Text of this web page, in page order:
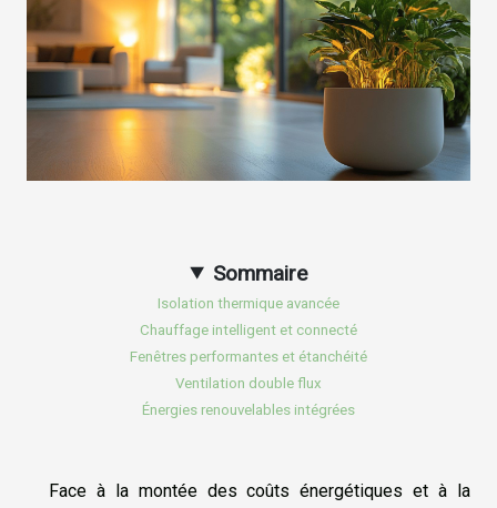
Sommaire
Isolation thermique avancée
Chauffage intelligent et connecté
Fenêtres performantes et étanchéité
Ventilation double flux
Énergies renouvelables intégrées
Face à la montée des coûts énergétiques et à la